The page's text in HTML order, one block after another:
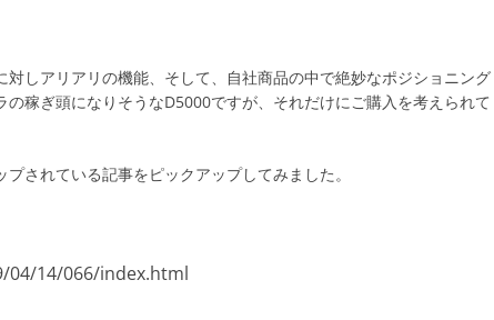
しアリアリの機能、そして、自社商品の中で絶妙なポジショニング
稼ぎ頭になりそうなD5000ですが、それだけにご購入を考えられて
されている記事をピックアップしてみました。
14/066/index.html